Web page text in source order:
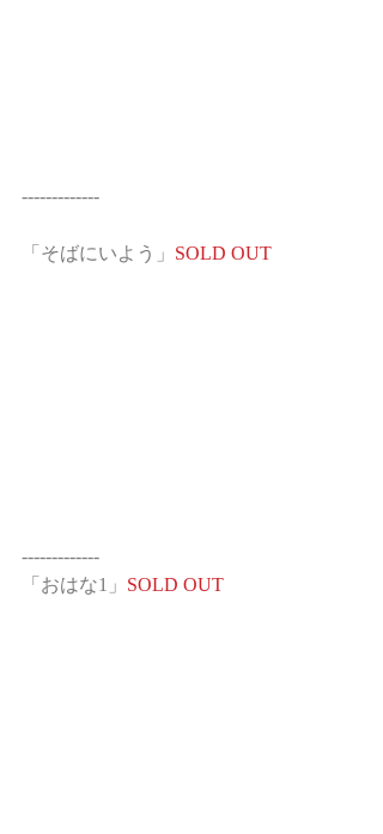
-------------
「そばにいよう」 SOLD OUT
-------------
「おはな1」 SOLD OUT